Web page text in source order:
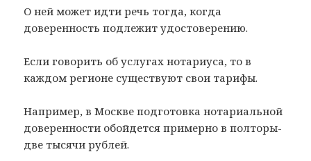
О ней может идти речь тогда, когда
доверенность подлежит удостоверению.
Если говорить об услугах нотариуса, то в
каждом регионе существуют свои тарифы.
Например, в Москве подготовка нотариальной
доверенности обойдется примерно в полторы-
две тысячи рублей.